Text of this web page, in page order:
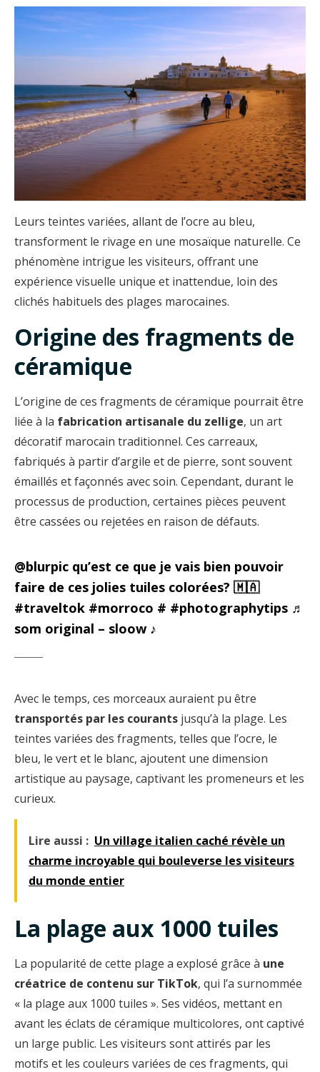
Leurs teintes variées, allant de l’ocre au bleu,
transforment le rivage en une mosaïque naturelle. Ce
phénomène intrigue les visiteurs, offrant une
expérience visuelle unique et inattendue, loin des
clichés habituels des plages marocaines.
Origine des fragments de
céramique
L’origine de ces fragments de céramique pourrait être
liée à la fabrication artisanale du zellige, un art
décoratif marocain traditionnel. Ces carreaux,
fabriqués à partir d’argile et de pierre, sont souvent
émaillés et façonnés avec soin. Cependant, durant le
processus de production, certaines pièces peuvent
être cassées ou rejetées en raison de défauts.
@blurpic qu’est ce que je vais bien pouvoir
faire de ces jolies tuiles colorées? 🇲🇦
#traveltok #morroco # #photographytips ♬
som original – sloow ♪
Avec le temps, ces morceaux auraient pu être
transportés par les courants jusqu’à la plage. Les
teintes variées des fragments, telles que l’ocre, le
bleu, le vert et le blanc, ajoutent une dimension
artistique au paysage, captivant les promeneurs et les
curieux.
Lire aussi : Un village italien caché révèle un
charme incroyable qui bouleverse les visiteurs
du monde entier
La plage aux 1000 tuiles
La popularité de cette plage a explosé grâce à une
créatrice de contenu sur TikTok, qui l’a surnommée
« la plage aux 1000 tuiles ». Ses vidéos, mettant en
avant les éclats de céramique multicolores, ont captivé
un large public. Les visiteurs sont attirés par les
motifs et les couleurs variées de ces fragments, qui